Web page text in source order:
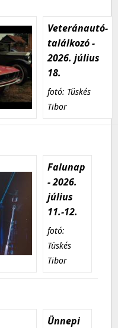
Veteránautó-
találkozó -
2026. július
18.
fotó: Tüskés
Tibor
Falunap
- 2026.
július
11.-12.
fotó:
Tüskés
Tibor
Ünnepi